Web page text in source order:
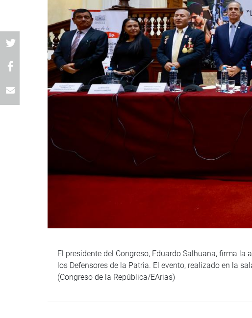
El presidente del Congreso, Eduardo Salhuana, firma
los Defensores de la Patria. El evento, realizado en la
(Congreso de la República/EArias)